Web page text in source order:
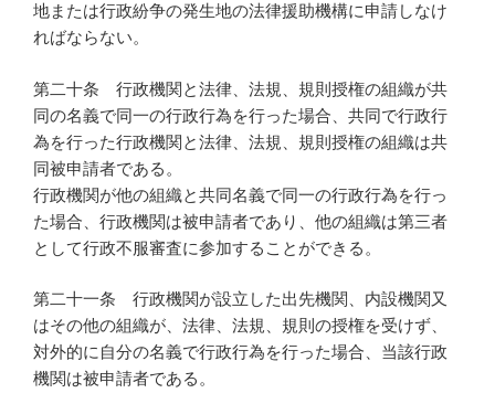
地または行政紛争の発生地の法律援助機構に申請しなけ
ればならない。
第二十条 行政機関と法律、法規、規則授権の組織が共
同の名義で同一の行政行為を行った場合、共同で行政行
為を行った行政機関と法律、法規、規則授権の組織は共
同被申請者である。
行政機関が他の組織と共同名義で同一の行政行為を行っ
た場合、行政機関は被申請者であり、他の組織は第三者
として行政不服審査に参加することができる。
第二十一条 行政機関が設立した出先機関、内設機関又
はその他の組織が、法律、法規、規則の授権を受けず、
対外的に自分の名義で行政行為を行った場合、当該行政
機関は被申請者である。